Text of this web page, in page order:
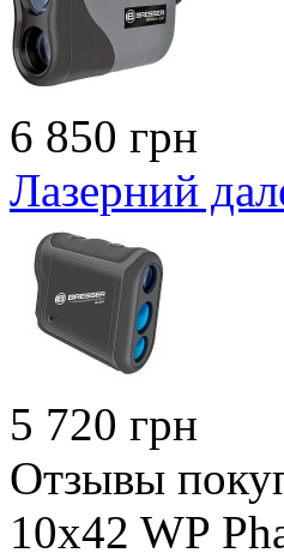
6 850 грн
Лазерний
5 720 грн
Отзывы
10x42 WP